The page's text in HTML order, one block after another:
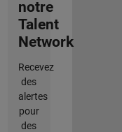
notre
Talent
Network
Recevez
des
alertes
pour
des